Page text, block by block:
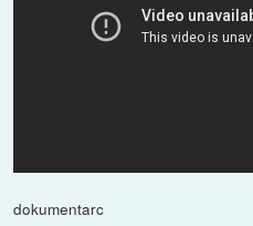
dokumentarc